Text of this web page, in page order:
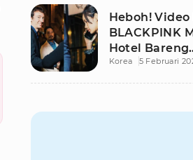
Heboh! Video
BLACKPINK
Hotel Bareng
Frederic
Korea 5 Februari